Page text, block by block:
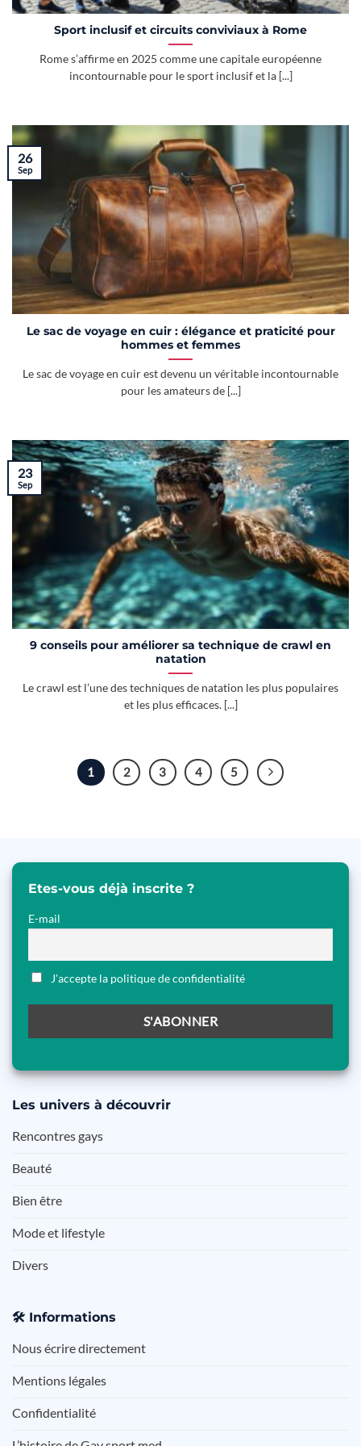
Sport inclusif et circuits conviviaux à Rome
Rome s’affirme en 2025 comme une capitale européenne
incontournable pour le sport inclusif et la [...]
Le sac de voyage en cuir : élégance et praticité pour
hommes et femmes
Le sac de voyage en cuir est devenu un véritable incontournable
pour les amateurs de [...]
26
Sep
9 conseils pour améliorer sa technique de crawl en
natation
Le crawl est l’une des techniques de natation les plus populaires
et les plus efficaces. [...]
23
Sep
1 2 3 4 5
Etes-vous déjà inscrite ?
E-mail
J'accepte la politique de confidentialité
Les univers à découvrir
Rencontres gays
Beauté
Bien être
Mode et lifestyle
Divers
🛠️ Informations
Nous écrire directement
Mentions légales
Confidentialité